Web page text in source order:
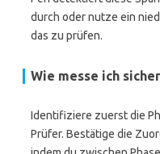
durch oder nutze ein
das zu prüfen.
Wie messe ich
Identifiziere zuerst die
Prüfer. Bestätige die